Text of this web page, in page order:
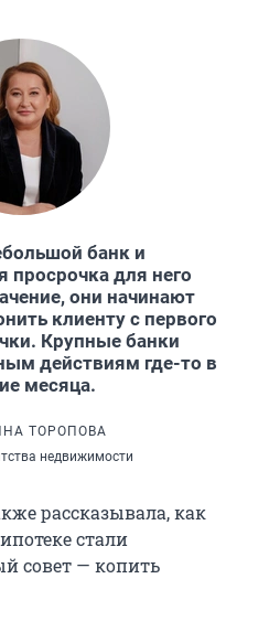
банк и
просрочка для него
они начинают
клиенту с первого
Крупные банки
действиям где-то в
месяца.
ТОРОПОВА
недвижимости
рассказывала, как
стали
совет — копить